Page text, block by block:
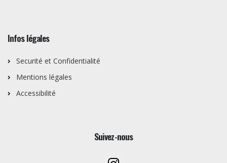
Infos légales
Securité et Confidentialité
Mentions légales
Accessibilité
Suivez-nous